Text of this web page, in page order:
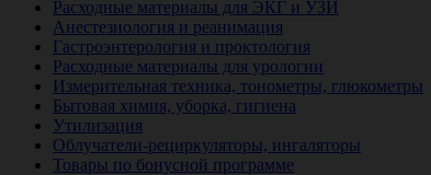
Расходные материалы для ЭКГ и УЗИ
Анестезиология и реанимация
Гастроэнтерология и проктология
Расходные материалы для урологии
Измерительная техника, тонометры, глюкометры
Бытовая химия, уборка, гигиена
Утилизация
Облучатели-рециркуляторы, ингаляторы
Товары по бонусной программе